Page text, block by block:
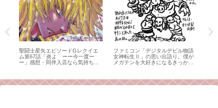
聖闘士星矢エピソードGレクイエ
ム第67話「炎よ ーー今一度ー
ー」感想・同伴入店なら気持ちも
ファミコン「デジタルデビル物語
女神転生Ⅱ」の思い出語り。僕が
メガテンを大好きになるきっかけ